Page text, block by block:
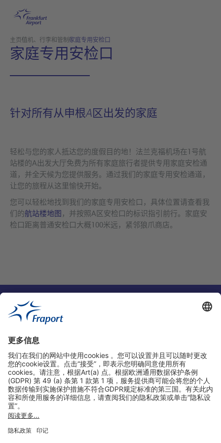
跳转至主页
主页值机、行李和管制家庭专用安检口
家庭专用安检口
针对所有从申根A区出发的家庭
轻松与您的家人抵达您的度假目的地！法兰克福机场在1号航
站楼的A出发大厅免费为所有家庭旅行者提供专用家庭安检通
道，并全天候为您提供服务。通过我们的家庭专用安检通道，
让您的旅程从这里愉快开始。
您可以轻松地找到我们的家庭专用安检口，具体位置请查看我
们的航站楼地图 ，并按照A区安检口的标识指引前行。家庭安
检口距离普通安检口大概100米远，紧邻狼爪商店。
实用链接
购物&线上预定
关于我们